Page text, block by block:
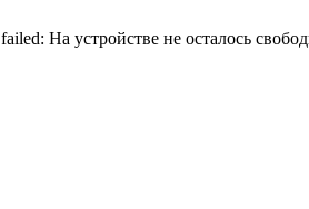
На устройстве не осталось